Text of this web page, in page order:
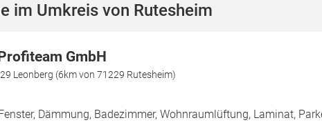
im Umkreis von Rutesheim
GmbH
Leonberg (6km von 71229 Rutesheim)
Dämmung, Badezimmer, Wohnraumlüftung, Laminat,